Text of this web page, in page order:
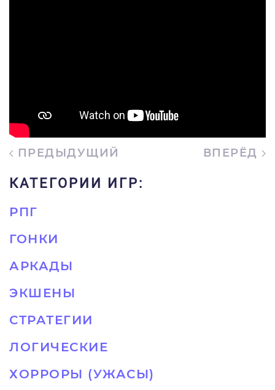
ПРЕДЫДУЩИЙ ВПЕРЁД
КАТЕГОРИИ ИГР:
РПГ
ГОНКИ
АРКАДЫ
ЭКШЕНЫ
СТРАТЕГИИ
ЛОГИЧЕСКИЕ
ХОРРОРЫ (УЖАСЫ)